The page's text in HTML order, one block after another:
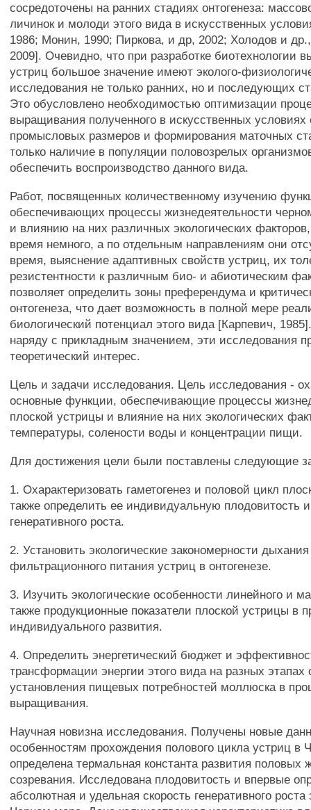
сосредоточены на ранних стадиях онтогенеза:
личинок и молоди этого вида в искусственных
1986; Монин, 1990; Пиркова, и др, 2002; Холодов и
2009]. Очевидно, что при разработке биотехнологии
устриц большое значение имеют эколого-
исследования не только ранних, но и последующих
Это обусловлено необходимостью оптимизации
выращивания полученного в искусственных условиях
промысловых размеров и формирования маточных
только наличие в популяции половозрелых
обеспечить воспроизводство данного вида.
Работ, посвященных количественному изучению
обеспечивающих процессы жизнедеятельности
и влиянию на них различных экологических
время немного, а по отдельным направлениям они
время, выяснение адаптивных свойств устриц, их
резистентности к различным био- и абиотическим
позволяет определить зоны преферендума и
онтогенеза, что дает возможность в полной мере
биологический потенциал этого вида [Карпевич,
наряду с прикладным значением, эти исследования
теоретический интерес.
Цель и задачи исследования. Цель исследования -
основные функции, обеспечивающие процессы
плоской устрицы и влияние на них экологических
температуры, солености воды и концентрации пищи.
Для достижения цели были поставлены следующие
1. Охарактеризовать гаметогенез и половой цикл
также определить ее индивидуальную плодовитость
генеративного роста.
2. Установить экологические закономерности
фильтрационного питания устриц в онтогенезе.
3. Изучить экологические особенности линейного и
также продукционные показатели плоской устрицы в
индивидуального развития.
4. Определить энергетический бюджет и
трансформации энергии этого вида на разных этапах
установления пищевых потребностей моллюска в
выращивания.
Научная новизна исследования. Получены новые
особенностям прохождения полового цикла устриц в
определена термальная константа развития половых
созревания. Исследована плодовитость и впервые
абсолютная и удельная скорость генеративного роста